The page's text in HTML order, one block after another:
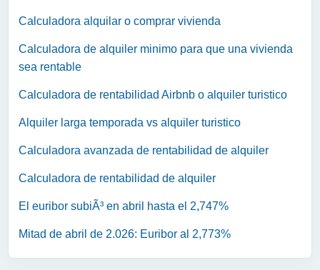
Calculadora alquilar o comprar vivienda
Calculadora de alquiler minimo para que una vivienda
sea rentable
Calculadora de rentabilidad Airbnb o alquiler turistico
Alquiler larga temporada vs alquiler turistico
Calculadora avanzada de rentabilidad de alquiler
Calculadora de rentabilidad de alquiler
El euribor subiÃ³ en abril hasta el 2,747%
Mitad de abril de 2.026: Euribor al 2,773%